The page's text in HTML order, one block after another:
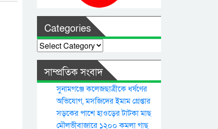
Categories
Categories
সাম্প্রতিক সংবাদ
সুনামগঞ্জে কলেজছাত্রীকে ধর্ষণের
অভিযোগ, মসজিদের ইমাম গ্রেপ্তার
সড়কের পাশে হাওড়ের টাটকা মাছ
মৌলভীবাজারে ১২০০ কমলা গাছ